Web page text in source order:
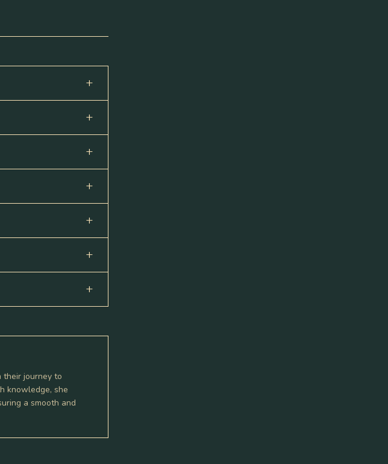
their journey to
knowledge, she
a smooth and